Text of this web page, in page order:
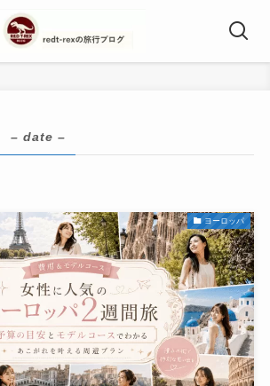
– date –
ヨーロッパ